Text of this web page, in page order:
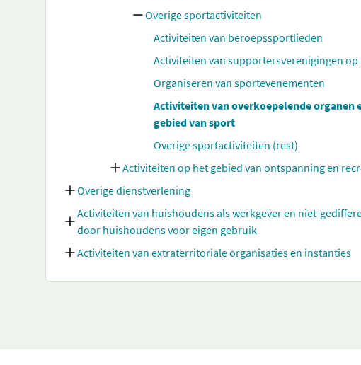
Overige sportactiviteiten
Activiteiten van beroepssportlieden
Activiteiten van supportersverenigingen
Organiseren van sportevenementen
Activiteiten van overkoepelende organen
gebied van sport
Overige sportactiviteiten (rest)
Activiteiten op het gebied van ontspanning en
Overige dienstverlening
Activiteiten van huishoudens als werkgever en niet-
door huishoudens voor eigen gebruik
Activiteiten van extraterritoriale organisaties en instanties